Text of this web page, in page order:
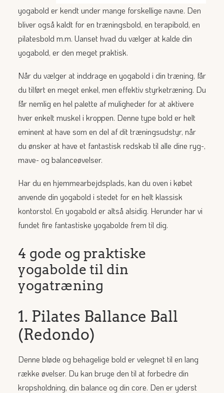
yogabold er kendt under mange forskellige navne. Den
bliver også kaldt for en træningsbold, en terapibold, en
pilatesbold m.m. Uanset hvad du vælger at kalde din
yogabold, er den meget praktisk.
Når du vælger at inddrage en yogabold i din træning, får
du tilført en meget enkel, men effektiv styrketræning. Du
får nemlig en hel palette af muligheder for at aktivere
hver enkelt muskel i kroppen. Denne type bold er helt
eminent at have som en del af dit træningsudstyr, når
du ønsker at have et fantastisk redskab til alle dine ryg-,
mave- og balanceøvelser.
Har du en hjemmearbejdsplads, kan du oven i købet
anvende din yogabold i stedet for en helt klassisk
kontorstol. En yogabold er altså alsidig. Herunder har vi
fundet fire fantastiske yogabolde frem til dig.
4 gode og praktiske
yogabolde til din
yogatræning
1. Pilates Ballance Ball
(Redondo)
Denne bløde og behagelige bold er velegnet til en lang
række øvelser. Du kan bruge den til at forbedre din
kropsholdning, din balance og din core. Den er yderst